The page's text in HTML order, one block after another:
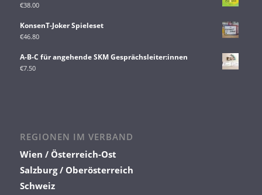
€38.00
KonsenT-Joker Spieleset
€46.80
A-B-C für angehende SKM Gesprächsleiter:innen
€7.50
REGIONEN IM VERBAND
Wien / Österreich-Ost
Salzburg / Oberösterreich
Schweiz